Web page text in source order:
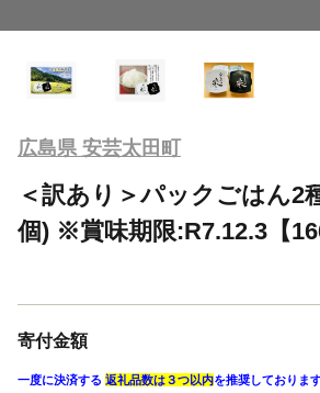
広島県 安芸太田町
＜訳あり＞パックごはん2
個) ※賞味期限:R7.12.3【
寄付金額
一度に決済する 返礼品数は３つ以内を推奨しております